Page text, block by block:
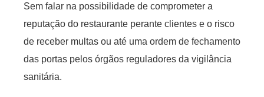
Sem falar na possibilidade de comprometer a
reputação do restaurante perante clientes e o risco
de receber multas ou até uma ordem de fechamento
das portas pelos órgãos reguladores da vigilância
sanitária.